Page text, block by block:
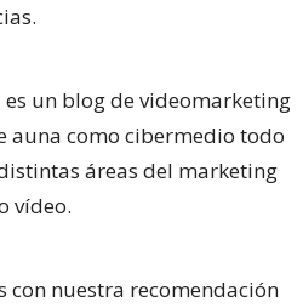
un blog de videomarketing
como cibermedio todo
áreas del marketing
vídeo.
con nuestra recomendación